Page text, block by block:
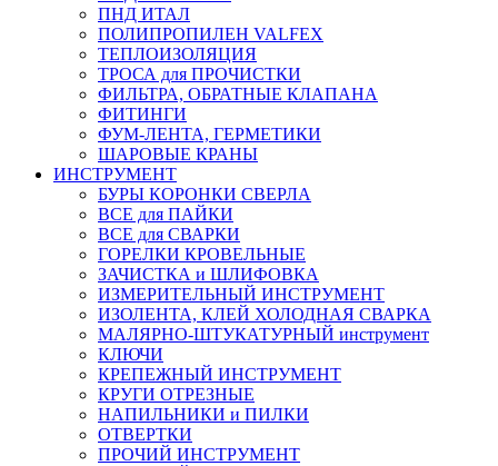
ПНД ИТАЛ
ПОЛИПРОПИЛЕН VALFEX
ТЕПЛОИЗОЛЯЦИЯ
ТРОСА для ПРОЧИСТКИ
ФИЛЬТРА, ОБРАТНЫЕ КЛАПАНА
ФИТИНГИ
ФУМ-ЛЕНТА, ГЕРМЕТИКИ
ШАРОВЫЕ КРАНЫ
ИНСТРУМЕНТ
БУРЫ КОРОНКИ СВЕРЛА
ВСЕ для ПАЙКИ
ВСЕ для СВАРКИ
ГОРЕЛКИ КРОВЕЛЬНЫЕ
ЗАЧИСТКА и ШЛИФОВКА
ИЗМЕРИТЕЛЬНЫЙ ИНСТРУМЕНТ
ИЗОЛЕНТА, КЛЕЙ ХОЛОДНАЯ СВАРКА
МАЛЯРНО-ШТУКАТУРНЫЙ инструмент
КЛЮЧИ
КРЕПЕЖНЫЙ ИНСТРУМЕНТ
КРУГИ ОТРЕЗНЫЕ
НАПИЛЬНИКИ и ПИЛКИ
ОТВЕРТКИ
ПРОЧИЙ ИНСТРУМЕНТ